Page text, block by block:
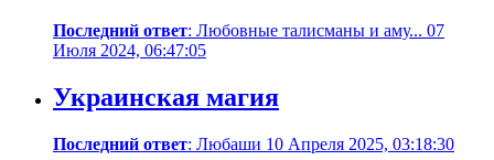
Последний ответ: Любовные талисманы и аму... 07
Июля 2024, 06:47:05
Украинская магия
Последний ответ: Любаши 10 Апреля 2025, 03:18:30